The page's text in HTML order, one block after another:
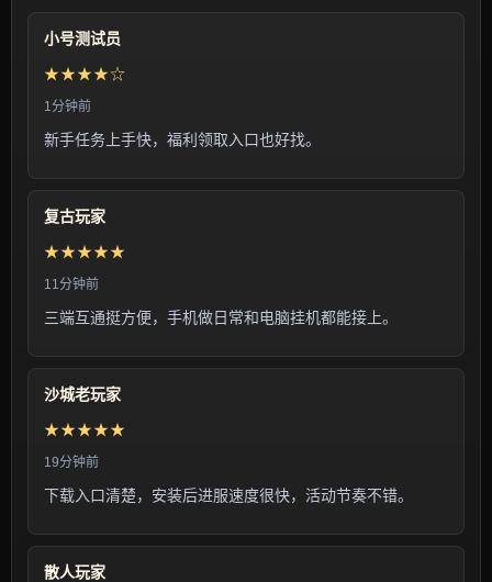
小号测试员
★★★★☆
1分钟前
新手任务上手快，福利领取入口也好找。
复古玩家
★★★★★
11分钟前
三端互通挺方便，手机做日常和电脑挂机都能接上。
沙城老玩家
★★★★★
19分钟前
下载入口清楚，安装后进服速度很快，活动节奏不错。
散人玩家